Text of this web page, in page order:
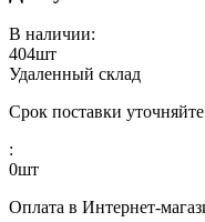
В наличии:
404шт
Удаленный склад
Срок поставки
:
0шт
Оплата в Интернет-